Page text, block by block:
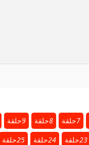
7حلقة 8حلقة 9حلقة
23حلقة 24حلقة 25حلقة